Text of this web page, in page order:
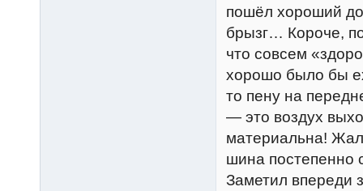
пошёл хороший
брызг… Короче,
что совсем
хорошо было бы
то пену на
— это воздух
материальна!
шина постепенно
Заметил впереди